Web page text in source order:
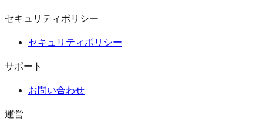
セキュリティポリシー
セキュリティポリシー
サポート
お問い合わせ
運営